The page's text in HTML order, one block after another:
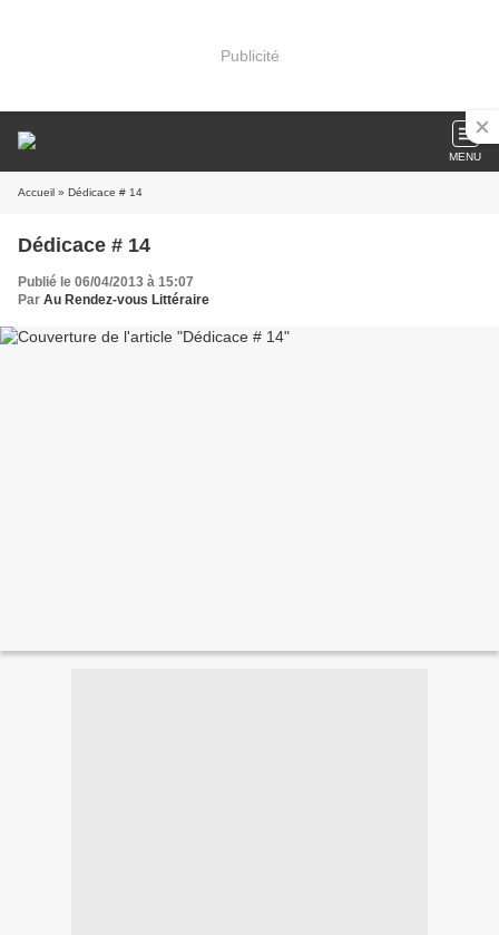
Publicité
MENU
Accueil » Dédicace # 14
Dédicace # 14
Publié le 06/04/2013 à 15:07
Par Au Rendez-vous Littéraire